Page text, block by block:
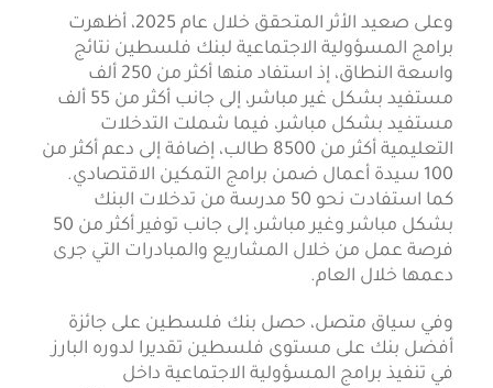
وعلى صعيد الأثر المتحقق خلال عام 2025، أظهرت
برامج المسؤولية الاجتماعية لبنك فلسطين نتائج
واسعة النطاق، إذ استفاد منها أكثر من 250 ألف
مستفيد بشكل غير مباشر، إلى جانب أكثر من 55 ألف
مستفيد بشكل مباشر، فيما شملت التدخلات
التعليمية أكثر من 8500 طالب، إضافة إلى دعم أكثر من
100 سيدة أعمال ضمن برامج التمكين الاقتصادي.
كما استفادت نحو 50 مدرسة من تدخلات البنك
بشكل مباشر وغير مباشر، إلى جانب توفير أكثر من 50
فرصة عمل من خلال المشاريع والمبادرات التي جرى
دعمها خلال العام.
وفي سياق متصل، حصل بنك فلسطين على جائزة
أفضل بنك على مستوى فلسطين تقديرا لدوره البارز
في تنفيذ برامج المسؤولية الاجتماعية داخل